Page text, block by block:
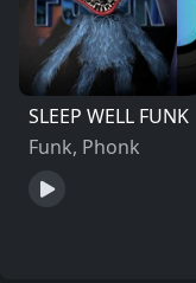
SLEEP WELL FUNK
Funk, Phonk